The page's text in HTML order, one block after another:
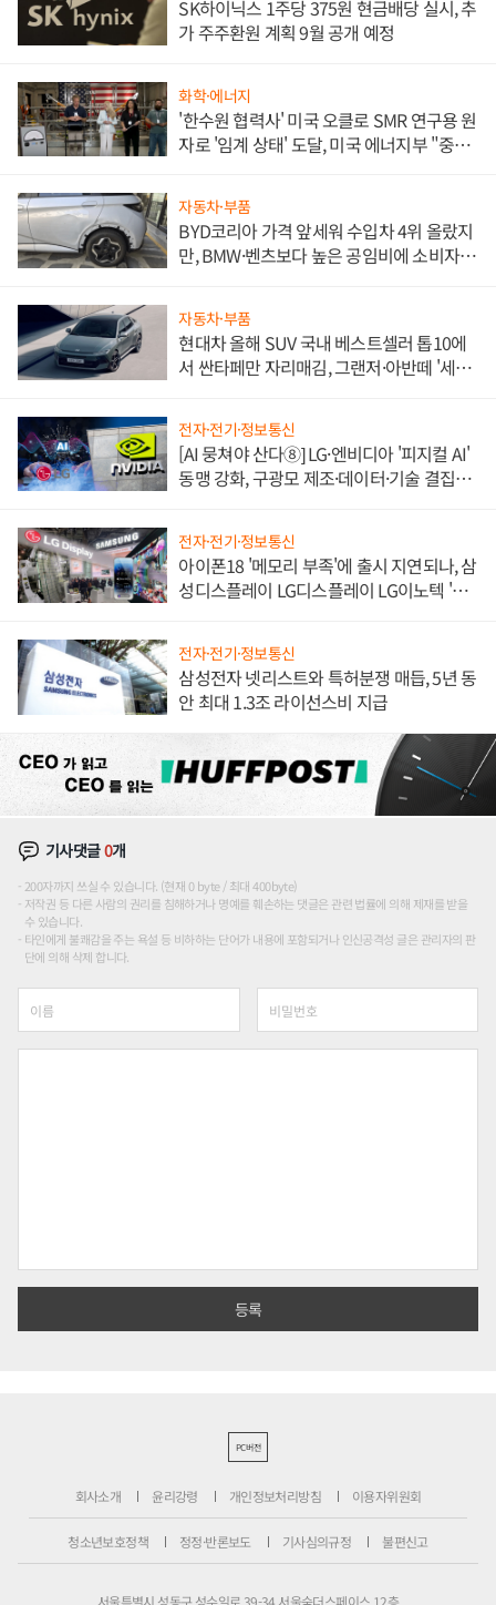
SK하이닉스 1주당 375원 현금배당 실시, 추
가 주주환원 계획 9월 공개 예정
화학·에너지
'한수원 협력사' 미국 오클로 SMR 연구용 원
자로 '임계 상태' 도달, 미국 에너지부 "중요
자동차·부품
BYD코리아 가격 앞세워 수입차 4위 올랐지
만, BMW·벤츠보다 높은 공임비에 소비자
자동차·부품
현대차 올해 SUV 국내 베스트셀러 톱10에
서 싼타페만 자리매김, 그랜저·아반떼 '세단
전자·전기·정보통신
[AI 뭉쳐야 산다⑧] LG·엔비디아 '피지컬 AI'
동맹 강화, 구광모 제조·데이터·기술 결집
전자·전기·정보통신
아이폰18 '메모리 부족'에 출시 지연되나, 삼
성디스플레이 LG디스플레이 LG이노텍 '탈
전자·전기·정보통신
삼성전자 넷리스트와 특허분쟁 매듭, 5년 동
안 최대 1.3조 라이선스비 지급
기사댓글0개
200자까지 쓰실 수 있습니다. (현재 0 byte / 최대 400byte)
저작권 등 다른 사람의 권리를 침해하거나 명예를 훼손하는 댓글은 관련 법률에 의해 제재를 받을
수 있습니다.
타인에게 불쾌감을 주는 욕설 등 비하하는 단어가 내용에 포함되거나 인신공격성 글은 관리자의 판
단에 의해 삭제 합니다.
PC버전
회사소개 윤리강령 개인정보처리방침 이용자위원회
청소년보호정책 정정·반론보도 기사심의규정 불편신고